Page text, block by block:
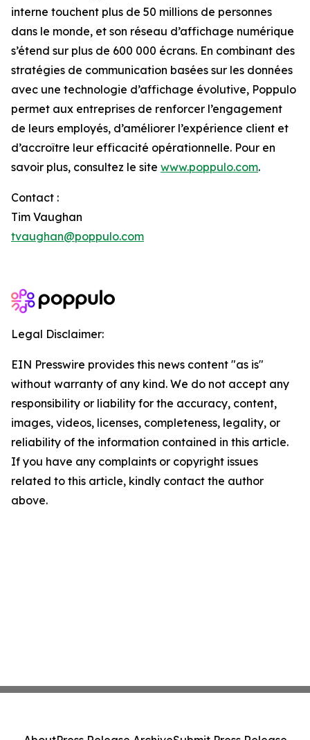
interne touchent plus de 50 millions de personnes
dans le monde, et son réseau d’affichage numérique
s’étend sur plus de 600 000 écrans. En combinant des
stratégies de communication basées sur les données
avec une technologie d’affichage évolutive, Poppulo
permet aux entreprises de renforcer l’engagement
de leurs employés, d’améliorer l’expérience client et
d’accroître leur efficacité opérationnelle. Pour en
savoir plus, consultez le site www.poppulo.com.
Contact :
Tim Vaughan
tvaughan@poppulo.com
Legal Disclaimer:
EIN Presswire provides this news content "as is"
without warranty of any kind. We do not accept any
responsibility or liability for the accuracy, content,
images, videos, licenses, completeness, legality, or
reliability of the information contained in this article.
If you have any complaints or copyright issues
related to this article, kindly contact the author
above.